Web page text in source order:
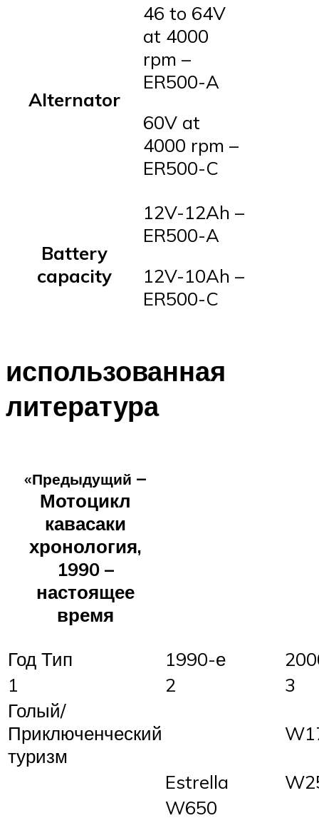
Alternator
46 to 64V
at 4000
rpm –
ER500-A
60V at
4000 rpm –
ER500-C
Battery
capacity
12V-12Ah –
ER500-A
12V-10Ah –
ER500-C
использованная
литература
«Предыдущий –
Мотоцикл
кавасаки
хронология,
1990 –
настоящее
время
Год Тип
1990-е
1
2
3
Голый/
Приключенческий
туризм
Estrella
W650